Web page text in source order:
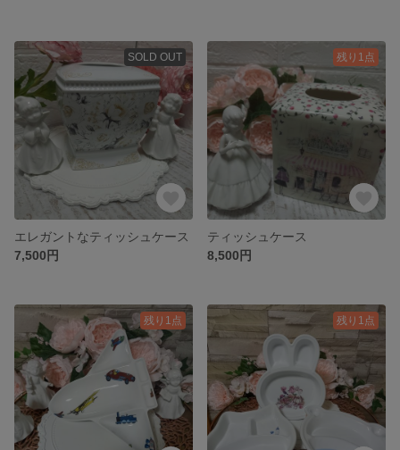
SOLD OUT
エレガントなティッシュケース
7,500円
残り1点
ティッシュケース
8,500円
残り1点 残り1点